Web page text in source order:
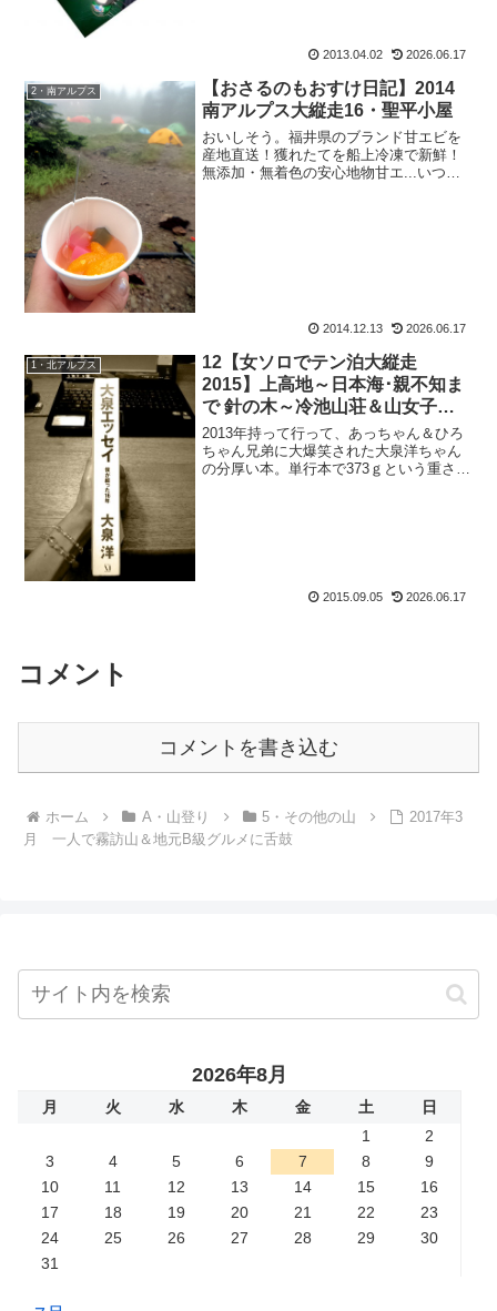
2013.04.02 2026.06.17
2・南アルプス
【おさるのもおすけ日記】2014
南アルプス大縦走16・聖平小屋
おいしそう。福井県のブランド甘エビを
産地直送！獲れたてを船上冷凍で新鮮！
無添加・無着色の安心地物甘エ...いつま
2014.12.13 2026.06.17
1・北アルプス
12【女ソロでテン泊大縦走
2015】上高地～日本海･親不知ま
で 針の木～冷池山荘＆山女子お
薦めヘアケアレポ
2013年持って行って、あっちゃん＆ひろ
ちゃん兄弟に大爆笑された大泉洋ちゃん
の分厚い本。単行本で373ｇという重さ。
2015.09.05 2026.06.17
コメント
コメントを書き込む
ホーム A・山登り 5・その他の山
2017年3
月 一人で霧訪山＆地元B級グルメに舌鼓
2026年8月
月 火 水 木 金 土
日
1
2
3
4 5 6 7 8
9
10
11 12 13 14 15
16
17
18 19 20 21 22
23
24
25 26 27 28 29
30
31